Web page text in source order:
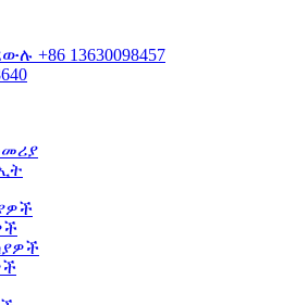
+86 13630098457